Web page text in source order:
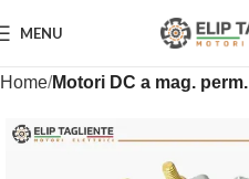
MENU
Home Motori DC a mag. perm.